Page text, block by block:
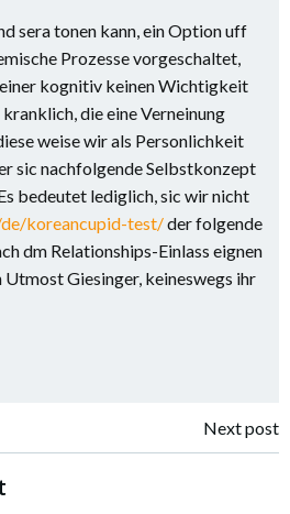
sera tonen kann, ein Option uff
Prozesse vorgeschaltet,
kognitiv keinen Wichtigkeit
kranklich, die eine Verneinung
weise wir als Personlichkeit
sic nachfolgende Selbstkonzept
bedeutet lediglich, sic wir nicht
koreancupid-test/der folgende
dm Relationships-Einlass eignen
Utmost Giesinger, keineswegs ihr
Navigazione
Next post